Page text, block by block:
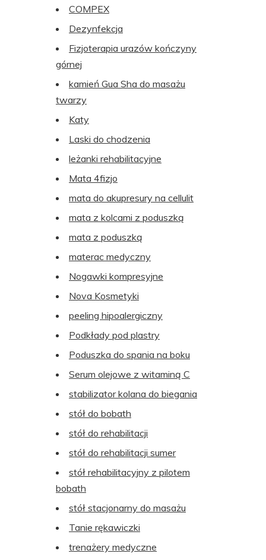
COMPEX
Dezynfekcja
Fizjoterapia urazów kończyny
górnej
kamień Gua Sha do masażu
twarzy
Katy
Laski do chodzenia
leżanki rehabilitacyjne
Mata 4fizjo
mata do akupresury na cellulit
mata z kolcami z poduszką
mata z poduszką
materac medyczny
Nogawki kompresyjne
Nova Kosmetyki
peeling hipoalergiczny
Podkłady pod plastry
Poduszka do spania na boku
Serum olejowe z witaminą C
stabilizator kolana do biegania
stół do bobath
stół do rehabilitacji
stół do rehabilitacji sumer
stół rehabilitacyjny z pilotem
bobath
stół stacjonarny do masażu
Tanie rękawiczki
trenażery medyczne